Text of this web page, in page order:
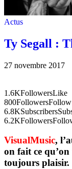
Actus
Ty Segall :
27 novembre 2017
1.6KFollowersLike
800FollowersFollow
6.8KSubscribers
6.2KFollowers
VisualMusic,
on fait ce
toujours plaisir.